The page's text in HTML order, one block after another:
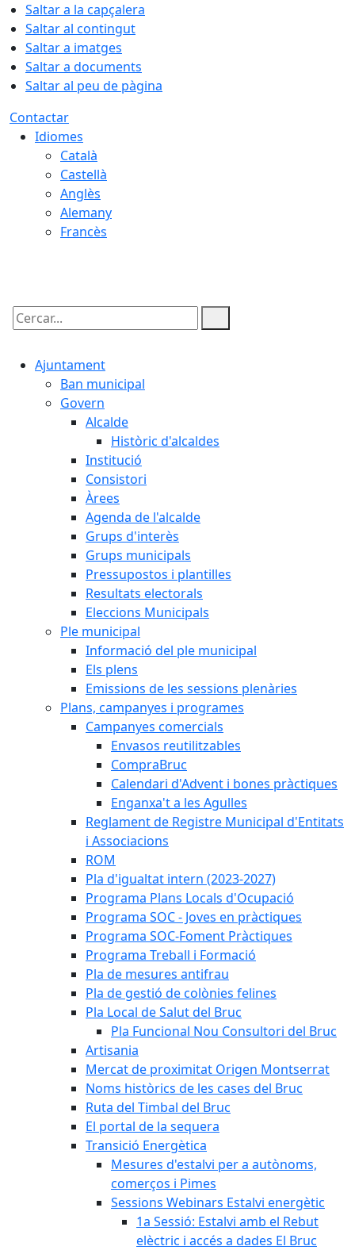
Saltar a la capçalera
Saltar al contingut
Saltar a imatges
Saltar a documents
Saltar al peu de pàgina
Contactar
Idiomes
Català
Castellà
Anglès
Alemany
Francès
Cercar:
Ajuntament
Ban municipal
Govern
Alcalde
Històric d'alcaldes
Institució
Consistori
Àrees
Agenda de l'alcalde
Grups d'interès
Grups municipals
Pressupostos i plantilles
Resultats electorals
Eleccions Municipals
Ple municipal
Informació del ple municipal
Els plens
Emissions de les sessions plenàries
Plans, campanyes i programes
Campanyes comercials
Envasos reutilitzables
CompraBruc
Calendari d'Advent i bones pràctiques
Enganxa't a les Agulles
Reglament de Registre Municipal d'Entitats
i Associacions
ROM
Pla d'igualtat intern (2023-2027)
Programa Plans Locals d'Ocupació
Programa SOC - Joves en pràctiques
Programa SOC-Foment Pràctiques
Programa Treball i Formació
Pla de mesures antifrau
Pla de gestió de colònies felines
Pla Local de Salut del Bruc
Pla Funcional Nou Consultori del Bruc
Artisania
Mercat de proximitat Origen Montserrat
Noms històrics de les cases del Bruc
Ruta del Timbal del Bruc
El portal de la sequera
Transició Energètica
Mesures d'estalvi per a autònoms,
comerços i Pimes
Sessions Webinars Estalvi energètic
1a Sessió: Estalvi amb el Rebut
elèctric i accés a dades El Bruc